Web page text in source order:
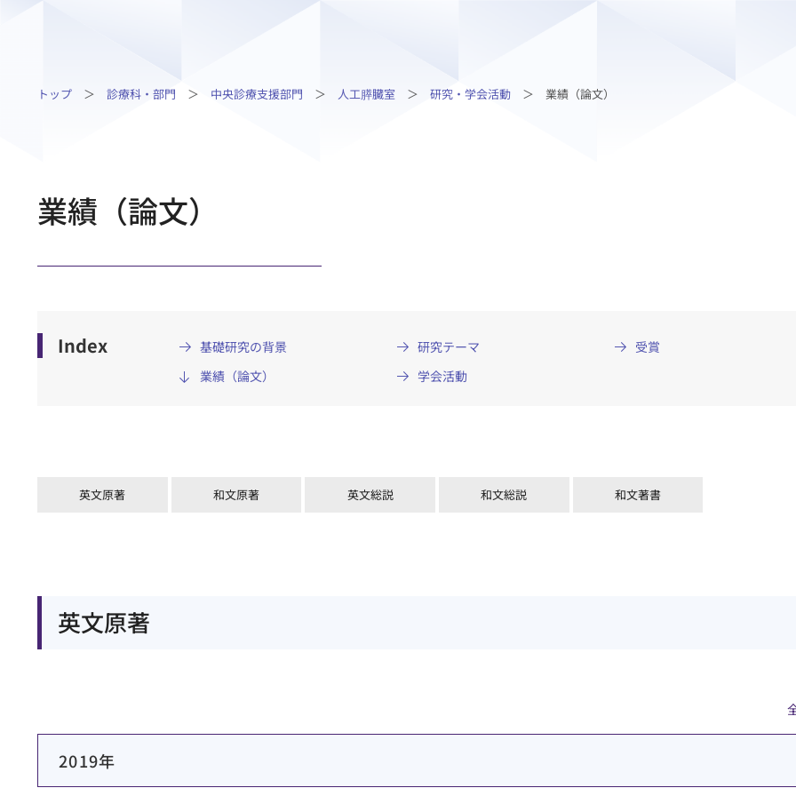
トップ 診療科・部門 中央診療支援部門 人工膵臓室 研究・学会活動 業績（論文）
業績（論文）
Index 基礎研究の背景 研究テーマ
受賞
業績（論文）
学会活動
英文原著 和文原著 英文総説 和文総説 和文著書
英文原著
2019年